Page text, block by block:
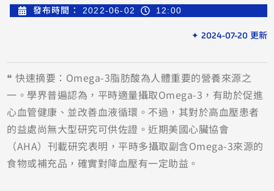
發布時間： 2022-06-02 12:00
✦ 2024-07-20 更新
❝ 快速摘要：Omega-3脂肪酸為人體重要的營養來源之
一。學界普遍認為，平時適量攝取Omega-3，有助於促進
心血管健康、並改善血液循環。不過，其對於高血壓患者
的益處尚無大型研究可供佐證。近期美國心臟協會
（AHA）刊載研究表明，平時多攝取副含Omega-3來源的
食物或補充品，確實對降血壓有一定助益。